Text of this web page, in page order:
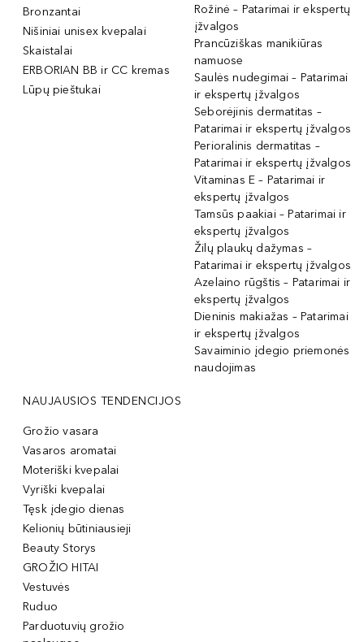
Bronzantai
Nišiniai unisex kvepalai
Skaistalai
ERBORIAN BB ir CC kremas
Lūpų pieštukai
Rožinė – Patarimai ir ekspertų
įžvalgos
Prancūziškas manikiūras
namuose
Saulės nudegimai – Patarimai
ir ekspertų įžvalgos
Seborėjinis dermatitas –
Patarimai ir ekspertų įžvalgos
Perioralinis dermatitas –
Patarimai ir ekspertų įžvalgos
Vitaminas E – Patarimai ir
ekspertų įžvalgos
Tamsūs paakiai – Patarimai ir
ekspertų įžvalgos
Žilų plaukų dažymas –
Patarimai ir ekspertų įžvalgos
Azelaino rūgštis – Patarimai ir
ekspertų įžvalgos
Dieninis makiažas – Patarimai
ir ekspertų įžvalgos
Savaiminio įdegio priemonės
naudojimas
NAUJAUSIOS TENDENCIJOS
Grožio vasara
Vasaros aromatai
Moteriški kvepalai
Vyriški kvepalai
Tęsk įdegio dienas
Kelionių būtiniausieji
Beauty Storys
GROŽIO HITAI
Vestuvės
Ruduo
Parduotuvių grožio